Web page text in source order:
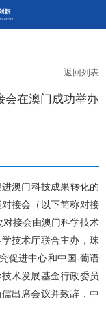
返回列表
会在澳门成功举办
澳门科技成果转化的
接会（以下简称对接
接会由澳门科学技术
技术厅联合主办，珠
促进中心和中国-葡语
术发展基金行政委员
出席会议并致辞，中